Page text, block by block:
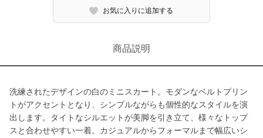
お気に入りに追加する
商品説明
洗練されたデザインの白のミニスカート。モダンなベルトプリン
トがアクセントとなり、シンプルながらも個性的なスタイルを演
出します。タイトなシルエットが美脚を引き立て、様々なトップ
スと合わせやすい一着。カジュアルからフォーマルまで幅広いシ